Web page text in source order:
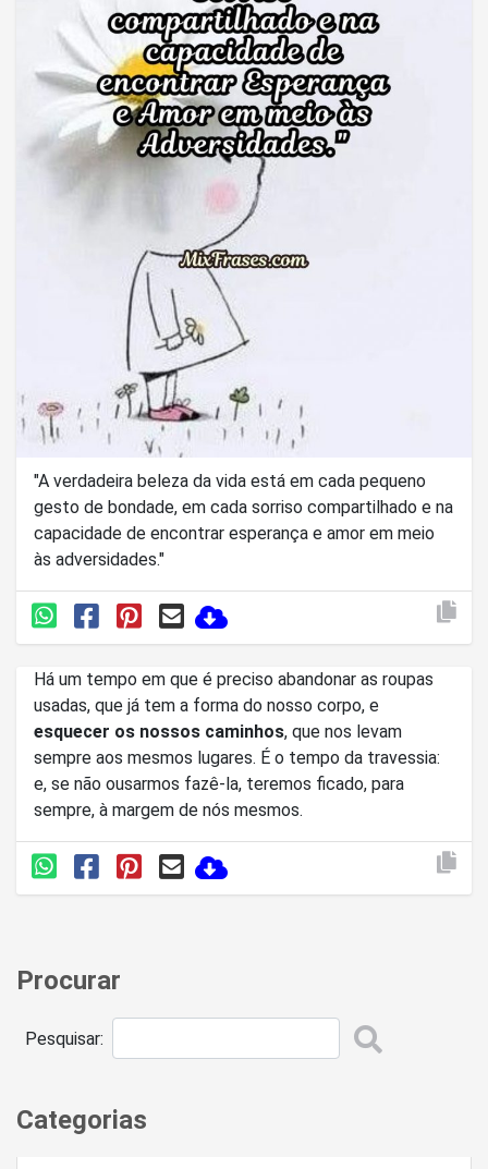
"A verdadeira beleza da vida está em cada pequeno
gesto de bondade, em cada sorriso compartilhado e na
capacidade de encontrar esperança e amor em meio
às adversidades."
Há um tempo em que é preciso abandonar as roupas
usadas, que já tem a forma do nosso corpo, e
esquecer os nossos caminhos, que nos levam
sempre aos mesmos lugares. É o tempo da travessia:
e, se não ousarmos fazê-la, teremos ficado, para
sempre, à margem de nós mesmos.
Procurar
Pesquisar:
Categorias